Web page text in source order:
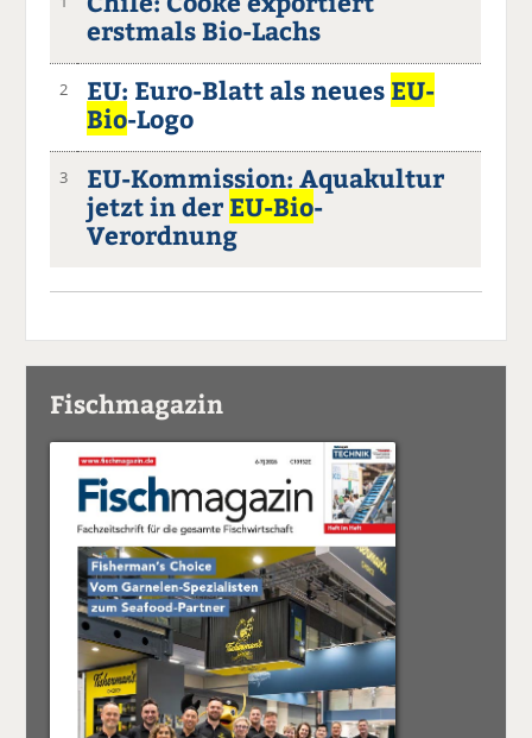
erstmals Bio-Lachs
2 EU: Euro-Blatt als neues EU-
Bio-Logo
3
EU-Kommission: Aquakultur
jetzt in der EU-Bio-
Verordnung
Fischmagazin